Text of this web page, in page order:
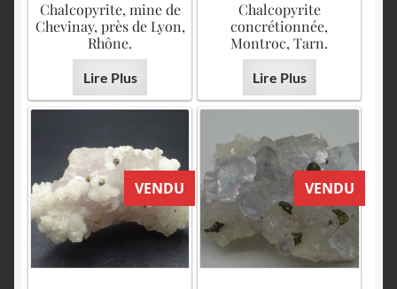
Chalcopyrite, mine de
Chevinay, près de Lyon,
Rhône.
Lire Plus
Chalcopyrite
concrétionnée,
Montroc, Tarn.
Lire Plus
VENDU VENDU